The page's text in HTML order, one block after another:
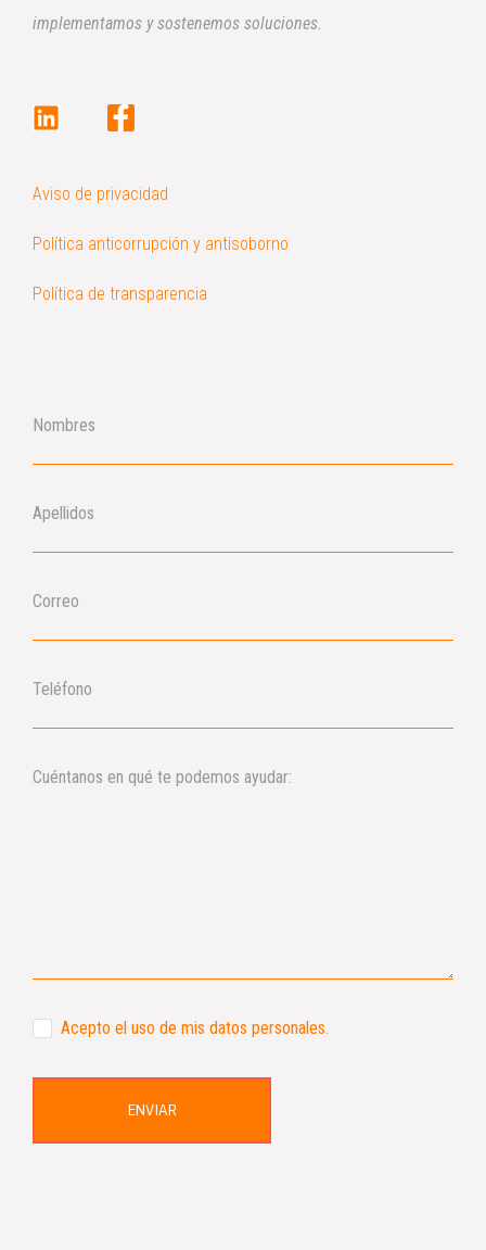
implementamos y sostenemos soluciones.
Aviso de privacidad
Política anticorrupción y antisoborno
Política de transparencia
Acepto el uso de mis datos personales.
ENVIAR